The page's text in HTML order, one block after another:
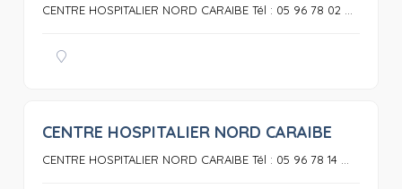
CENTRE HOSPITALIER NORD CARAIBE Tél : 05 96 78 02 ...
0
CENTRE HOSPITALIER NORD CARAIBE
CENTRE HOSPITALIER NORD CARAIBE Tél : 05 96 78 14 ...